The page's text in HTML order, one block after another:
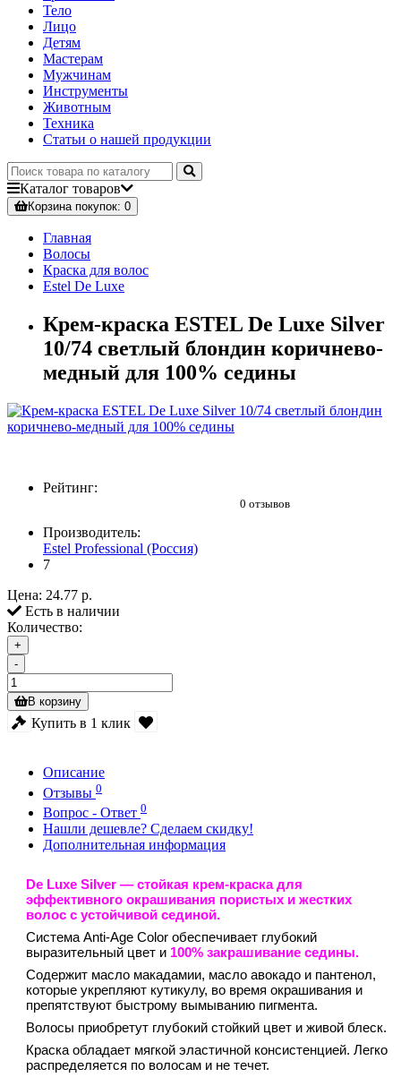
Тело
Лицо
Детям
Мастерам
Мужчинам
Инструменты
Животным
Техника
Статьи о нашей продукции
Каталог товаров
Корзинапокупок: 0
Главная
Волосы
Краска для волос
Estel De Luxe
Крем-краска ESTEL De Luxe Silver
10/74 светлый блондин коричнево-
медный для 100% седины
Рейтинг:
0 отзывов
Производитель:
Estel Professional (Россия)
7
Цена: 24.77 р.
Есть в наличии
Количество:
+
-
В корзину
Купить в 1 клик
Описание
Отзывы 0
Вопрос - Ответ 0
Нашли дешевле? Сделаем скидку!
Дополнительная информация
De Luxe Silver — стойкая крем-краска для
эффективного окрашивания пористых и жестких
волос с устойчивой сединой.
Система Anti-Age Color обеспечивает глубокий
выразительный цвет и 100% закрашивание седины.
Содержит масло макадамии, масло авокадо и пантенол,
которые укрепляют кутикулу, во время окрашивания и
препятствуют быстрому вымыванию пигмента.
Волосы приобретут глубокий стойкий цвет и живой блеск.
Краска обладает мягкой эластичной консистенцией. Легко
распределяется по волосам и не течет.